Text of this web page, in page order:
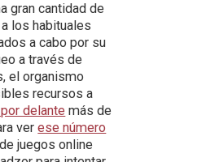
gran cantidad de
los habituales
a cabo por su
a través de
el organismo
recursos a
delante más de
verese número
juegos online